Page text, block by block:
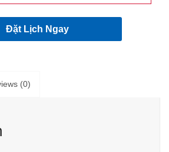
Đặt Lịch Ngay
(0)